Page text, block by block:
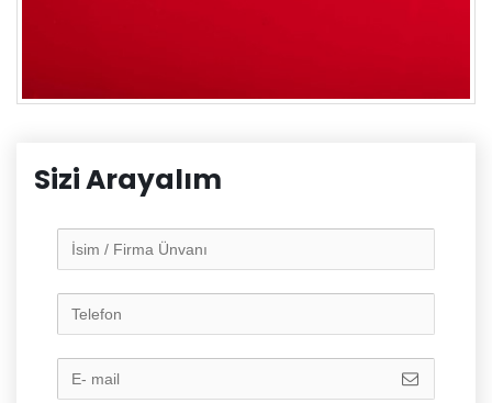
Sizi Arayalım